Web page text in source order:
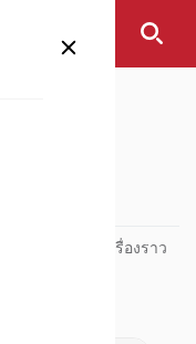
และติดตามทุกเรื่องราว